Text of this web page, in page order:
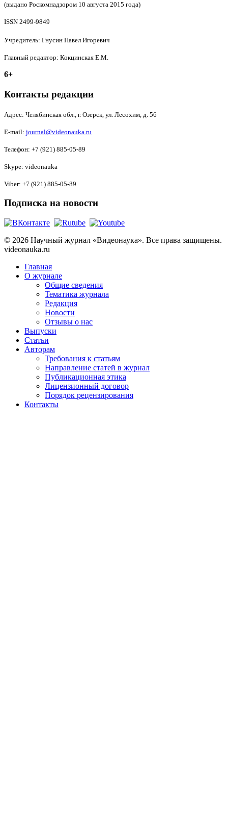
(выдано Роскомнадзором 10 августа 2015 года)
ISSN 2499-9849
Учредитель: Гнусин Павел Игоревич
Главный редактор: Кокцинская Е.М.
6+
Контакты редакции
Адрес: Челябинская обл., г. Озерск, ул. Лесохим, д. 56
E-mail: journal@videonauka.ru
Телефон: +7 (921) 885-05-89
Skype: videonauka
Viber: +7 (921) 885-05-89
Подписка на новости
© 2026 Научный журнал «Видеонаука». Все права защищены.
videonauka.ru
Главная
О журнале
Общие сведения
Тематика журнала
Редакция
Новости
Отзывы о нас
Выпуски
Статьи
Авторам
Требования к статьям
Направление статей в журнал
Публикационная этика
Лицензионный договор
Порядок рецензирования
Контакты